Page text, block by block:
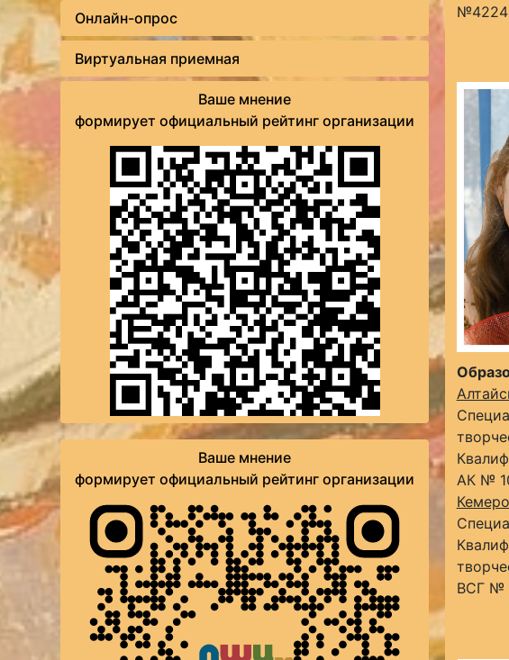
Онлайн-опрос
Виртуальная приемная
Ваше мнение
формирует официальный рейтинг организации
Ваше мнение
формирует официальный рейтинг организации
АК №
ВСГ №